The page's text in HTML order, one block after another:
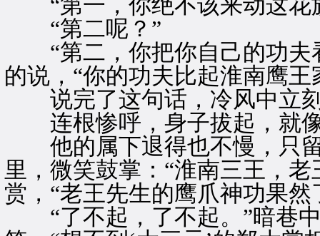
“第一，你绝不该来动这花
“第二呢？”
“第二，你把你自己的功夫
的说，“你的功夫比起淮南鹰
说完了这句话，冷风中立刻
连根惨呼，身子拔起，就像
他的属下退得也不慢，只留
里，微笑鼓掌：“淮南三王，
赏，“老王先生的鹰爪神功果然
“了不起，了不起。”暗巷中